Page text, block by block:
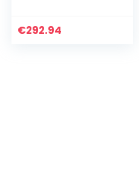
Reissysteem, met
€292.94